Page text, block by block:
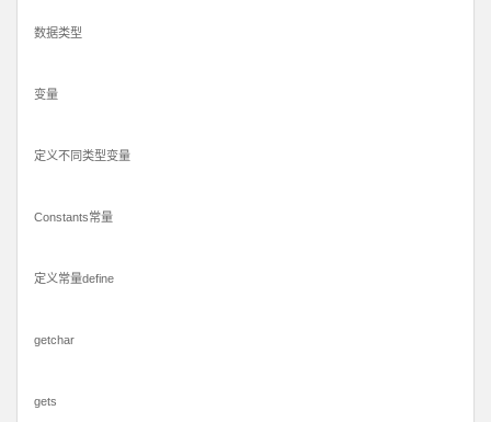
数据类型
变量
定义不同类型变量
Constants常量
定义常量define
getchar
gets